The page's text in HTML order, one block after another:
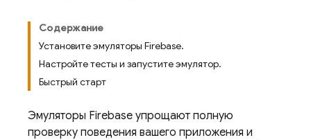
Содержание
Установите эмуляторы Firebase.
Настройте тесты и запустите эмулятор.
Быстрый старт
Эмуляторы Firebase упрощают полную
проверку поведения вашего приложения и